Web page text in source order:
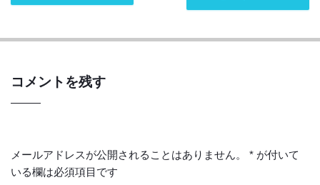
コメントを残す
メールアドレスが公開されることはありません。 * が付いて
いる欄は必須項目です